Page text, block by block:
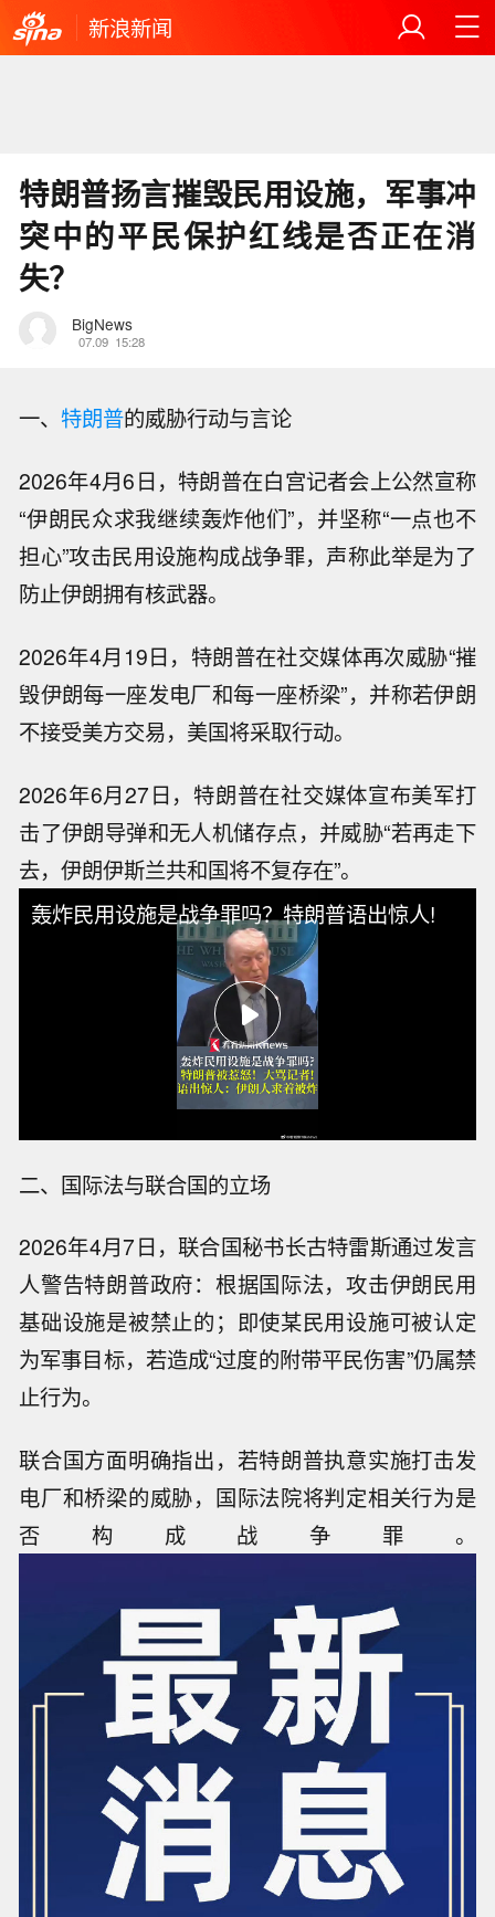
新浪新闻
特朗普扬言摧毁民用设施，军事冲
突中的平民保护红线是否正在消
失？
BigNews
07.09 15:28
一、特朗普的威胁行动与言论
2026年4月6日，特朗普在白宫记者会上公然宣称
“伊朗民众求我继续轰炸他们”，并坚称“一点也不
担心”攻击民用设施构成战争罪，声称此举是为了
防止伊朗拥有核武器。
2026年4月19日，特朗普在社交媒体再次威胁“摧
毁伊朗每一座发电厂和每一座桥梁”，并称若伊朗
不接受美方交易，美国将采取行动。
2026年6月27日，特朗普在社交媒体宣布美军打
击了伊朗导弹和无人机储存点，并威胁“若再走下
去，伊朗伊斯兰共和国将不复存在”。
轰炸民用设施是战争罪吗？特朗普语出惊人!
二、国际法与联合国的立场
2026年4月7日，联合国秘书长古特雷斯通过发言
人警告特朗普政府：根据国际法，攻击伊朗民用
基础设施是被禁止的；即使某民用设施可被认定
为军事目标，若造成“过度的附带平民伤害”仍属禁
止行为。
联合国方面明确指出，若特朗普执意实施打击发
电厂和桥梁的威胁，国际法院将判定相关行为是
否构成战争罪。